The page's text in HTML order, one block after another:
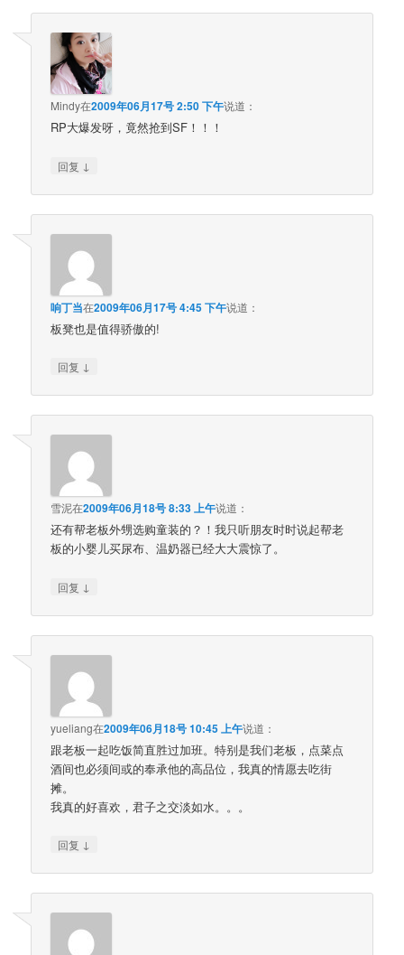
Mindy在2009年06月17号 2:50 下午说道：
RP大爆发呀，竟然抢到SF！！！
回复 ↓
响丁当在2009年06月17号 4:45 下午说道：
板凳也是值得骄傲的!
回复 ↓
雪泥在2009年06月18号 8:33 上午说道：
还有帮老板外甥选购童装的？！我只听朋友时时说起帮老
板的小婴儿买尿布、温奶器已经大大震惊了。
回复 ↓
yueliang在2009年06月18号 10:45 上午说道：
跟老板一起吃饭简直胜过加班。特别是我们老板，点菜点
酒间也必须间或的奉承他的高品位，我真的情愿去吃街
摊。
我真的好喜欢，君子之交淡如水。。。
回复 ↓